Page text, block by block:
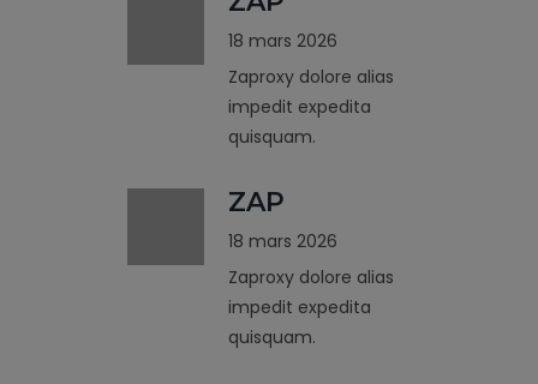
18 mars 2026
Zaproxy dolore alias
impedit expedita
quisquam.
ZAP
18 mars 2026
Zaproxy dolore alias
impedit expedita
quisquam.